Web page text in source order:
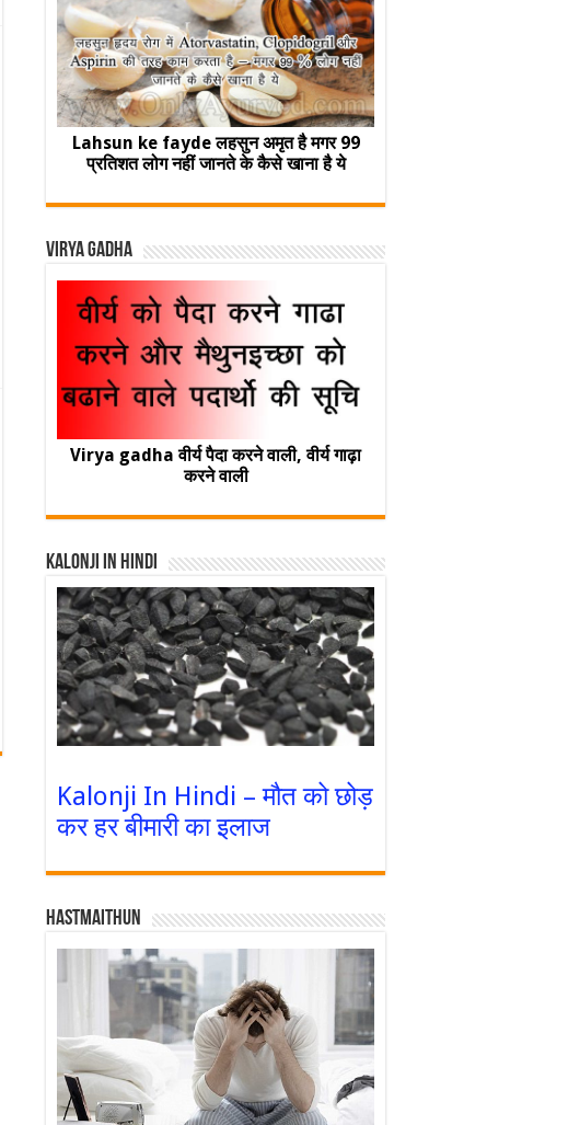
Lahsun ke fayde लहसुन अमृत है मगर 99
प्रतिशत लोग नहीं जानते के कैसे खाना है ये
Virya Gadha
Virya gadha वीर्य पैदा करने वाली, वीर्य गाढ़ा
करने वाली
Kalonji In Hindi
Kalonji In Hindi – मौत को छोड़
कर हर बीमारी का इलाज
Hastmaithun